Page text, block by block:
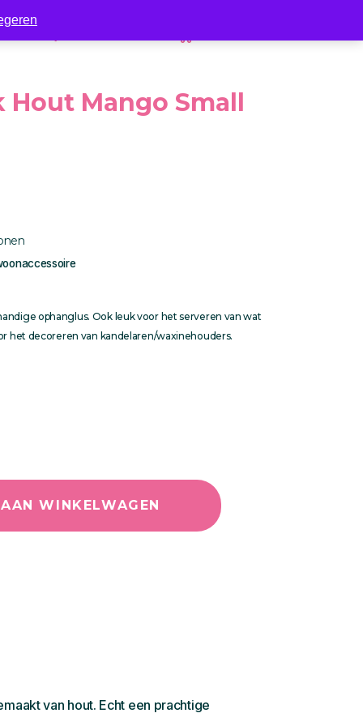
Zakelijk Contact
Hout Mango Small
ophanglus. Ook leuk voor het serveren van wat
het decoreren van kandelaren/waxinehouders.
WINKELWAGEN
van hout. Echt een prachtige